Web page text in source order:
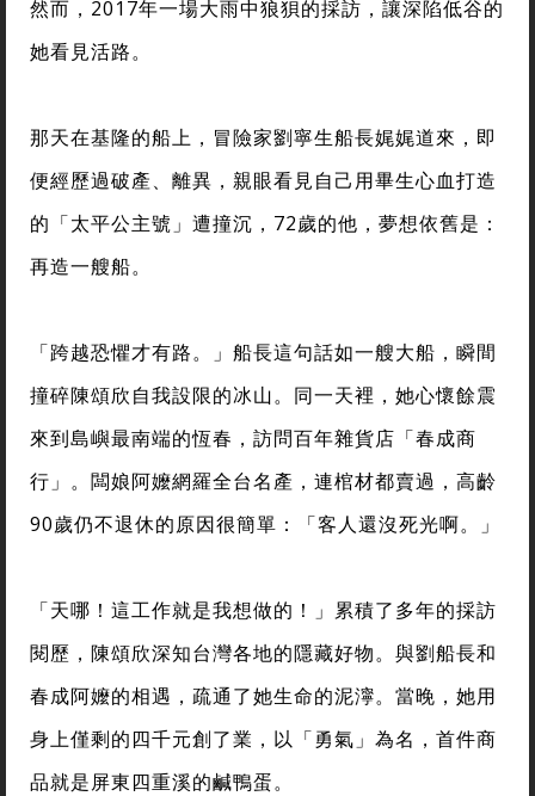
然而，2017年一場大雨中狼狽的採訪，讓深陷低谷的
她看見活路。
那天在基隆的船上，冒險家劉寧生船長娓娓道來，即
便經歷過破產、離異，親眼看見自己用畢生心血打造
的「太平公主號」遭撞沉，72歲的他，夢想依舊是：
再造一艘船。
「跨越恐懼才有路。」船長這句話如一艘大船，瞬間
撞碎陳頌欣自我設限的冰山。同一天裡，她心懷餘震
來到島嶼最南端的恆春，訪問百年雜貨店「春成商
行」。闆娘阿嬤網羅全台名產，連棺材都賣過，高齡
90歲仍不退休的原因很簡單：「客人還沒死光啊。」
「天哪！這工作就是我想做的！」累積了多年的採訪
閱歷，陳頌欣深知台灣各地的隱藏好物。與劉船長和
春成阿嬤的相遇，疏通了她生命的泥濘。當晚，她用
身上僅剩的四千元創了業，以「勇氣」為名，首件商
品就是屏東四重溪的鹹鴨蛋。